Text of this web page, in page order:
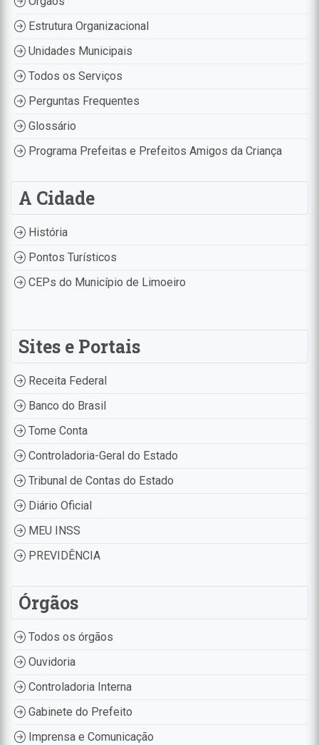
Estrutura Organizacional
Unidades Municipais
Todos os Serviços
Perguntas Frequentes
Glossário
Programa Prefeitas e Prefeitos Amigos da Criança
A Cidade
História
Pontos Turísticos
CEPs do Município de Limoeiro
Sites e Portais
Receita Federal
Banco do Brasil
Tome Conta
Controladoria-Geral do Estado
Tribunal de Contas do Estado
Diário Oficial
MEU INSS
PREVIDÊNCIA
Órgãos
Todos os órgãos
Ouvidoria
Controladoria Interna
Gabinete do Prefeito
Imprensa e Comunicação